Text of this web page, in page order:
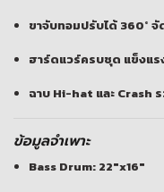
ขาจับทอมปรับได้ 360° จั
ฮาร์ดแวร์ครบชุด แข็งแร
ฉาบ Hi-hat และ Crash
ข้อมูลจำเพาะ
Bass Drum: 22″x16″